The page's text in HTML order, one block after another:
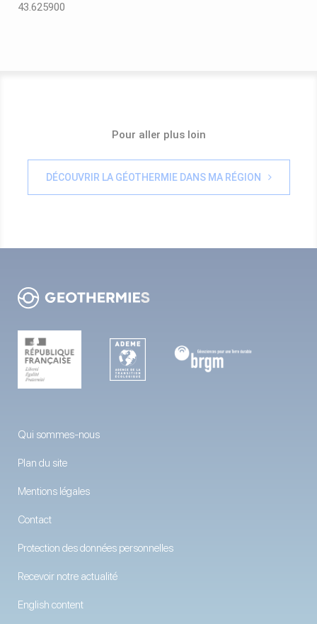
43.625900
Pour aller plus loin
DÉCOUVRIR LA GÉOTHERMIE DANS MA RÉGION
Qui sommes-nous
Plan du site
Mentions légales
Contact
Protection des données personnelles
Recevoir notre actualité
English content